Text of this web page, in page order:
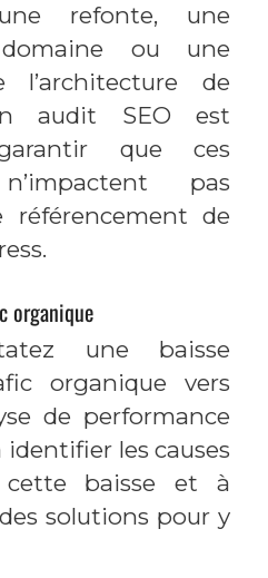
refonte, une
ou une
l’architecture de
audit SEO est
que ces
pas
référencement de
organique
une baisse
organique vers
de performance
les causes
cette baisse et à
solutions pour y